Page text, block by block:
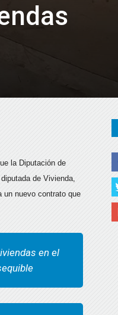
la Diputación de
de Vivienda,
un nuevo contrato que
en el